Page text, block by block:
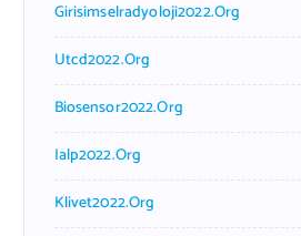
Girisimselradyoloji2022.org
Utcd2022.org
Biosensor2022.org
Ialp2022.org
Klivet2022.org